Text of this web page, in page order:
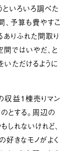
いろいろ調べた
、予算も費やすこ
ありふれた間取り
ではいやだ、と
ただけるように
収益1棟売りマン
とする。周辺の
しれないけれど、
きなモノがよく
ー